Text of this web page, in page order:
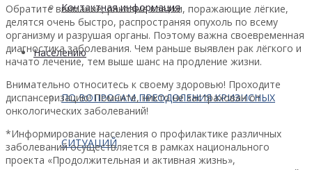
Контактная информация
Населению
ПО ВОПРОСАМ ПРЕОДОЛЕНИЯ КРИЗИСНЫХ
СИТУАЦИЙ
Обратите внимание, раковые клетки, поражающие лёгкие,
делятся очень быстро, распространяя опухоль по всему
организму и разрушая органы. Поэтому важна своевременная
диагностика заболевания. Чем раньше выявлен рак лёгкого и
начато лечение, тем выше шанс на продление жизни.
Внимательно относитесь к своему здоровью! Проходите
диспансеризацию! Помните, никто не застрахован от
онкологических заболеваний!
*Информирование населения о профилактике различных
заболеваний осуществляется в рамках национального
проекта «Продолжительная и активная жизнь»,